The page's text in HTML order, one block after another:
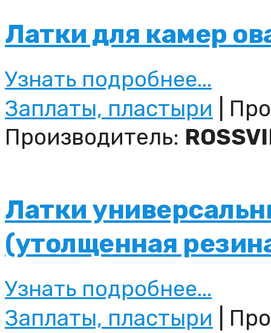
Латки для камер
Узнать подробнее...
Заплаты, пластыри |
Производитель:
Латки
(утолщенная
Узнать подробнее...
Заплаты, пластыри |